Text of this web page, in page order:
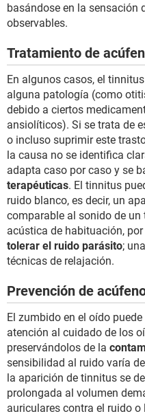
basándose en la sensación
observables.
Tratamiento de
En algunos casos, el
alguna patología (como
debido a ciertos
ansiolíticos). Si se trata de
o incluso suprimir este
la causa no se identifica
adapta caso por caso y se
terapéuticas. El tinnitus
ruido blanco, es decir, un
comparable al sonido de
acústica de habituación,
tolerar el ruido parásito;
técnicas de relajación.
Prevención de
El zumbido en el oído
atención al cuidado de los
preservándolos de la
sensibilidad al ruido varía
la aparición de tinnitus se
prolongada al volumen
auriculares contra el ruido o